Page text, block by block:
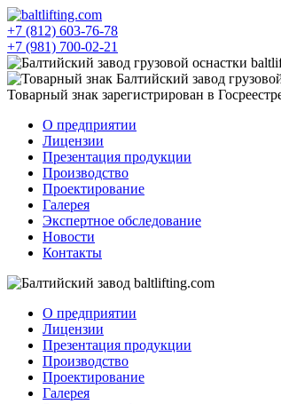
+7 (812) 603-76-78
+7 (981) 700-02-21
Товарный знак зарегистрирован в
О предприятии
Лицензии
Презентация продукции
Производство
Проектирование
Галерея
Экспертное обследование
Новости
Контакты
О предприятии
Лицензии
Презентация продукции
Производство
Проектирование
Галерея